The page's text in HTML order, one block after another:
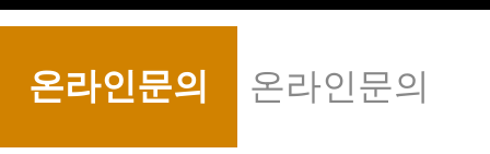
온라인문의 온라인문의